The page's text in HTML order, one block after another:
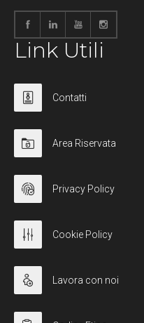
Link Utili
Contatti
Area Riservata
Privacy Policy
Cookie Policy
Lavora con noi